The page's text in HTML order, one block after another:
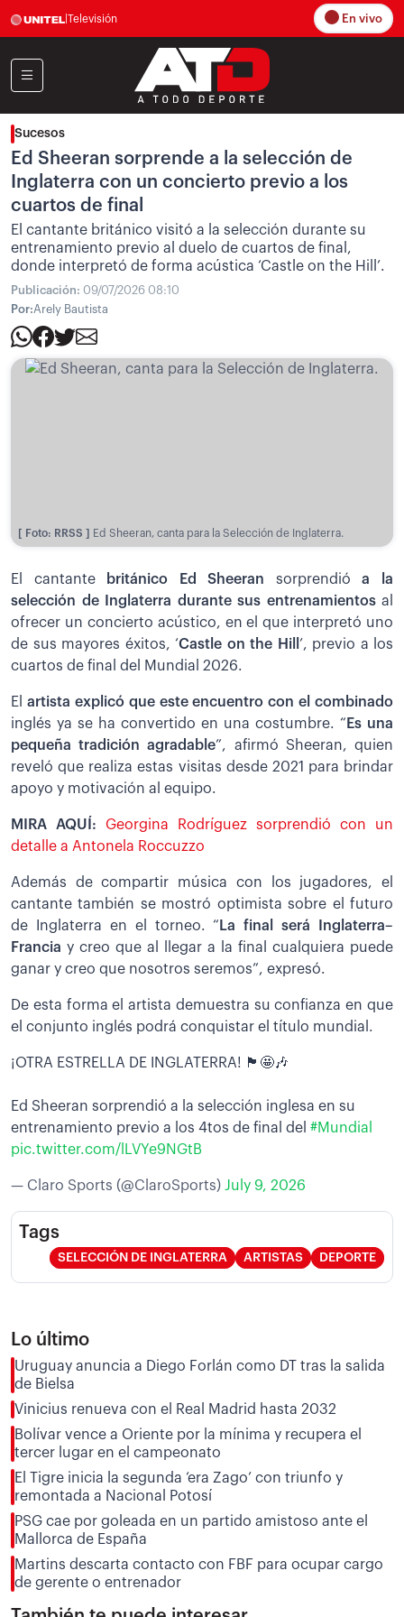
Televisión En vivo
Sucesos
Ed Sheeran sorprende a la selección de
Inglaterra con un concierto previo a los
cuartos de final
El cantante británico visitó a la selección durante su
entrenamiento previo al duelo de cuartos de final,
donde interpretó de forma acústica ‘Castle on the Hill’.
Publicación: 09/07/2026 08:10
Por:Arely Bautista
[ Foto: RRSS ] Ed Sheeran, canta para la Selección de Inglaterra.
El cantante británico Ed Sheeran sorprendióa la
selección de Inglaterra durante sus entrenamientosal
ofrecer un concierto acústico, en el que interpretó uno
de sus mayores éxitos, ‘Castle on the Hill ’, previo a los
cuartos de final del Mundial 2026.
El artista explicó que este encuentro con el combinado
inglés ya se ha convertido en una costumbre. “ Es una
pequeña tradición agradable”, afirmó Sheeran, quien
reveló que realiza estas visitas desde 2021 para brindar
apoyo y motivación al equipo.
MIRA AQUÍ: Georgina Rodríguez sorprendió con un
detalle a Antonela Roccuzzo
Además de compartir música con los jugadores, el
cantante también se mostró optimista sobre el futuro
de Inglaterra en el torneo. “ La final será Inglaterra–
Francia y creo que al llegar a la final cualquiera puede
ganar y creo que nosotros seremos”, expresó.
De esta forma el artista demuestra su confianza en que
el conjunto inglés podrá conquistar el título mundial.
¡OTRA ESTRELLA DE INGLATERRA! 🏴󠁧󠁢󠁥󠁮󠁧󠁿🤩🎶
Ed Sheeran sorprendió a la selección inglesa en su
entrenamiento previo a los 4tos de final del #Mundial
pic.twitter.com/lLVYe9NGtB
— Claro Sports (@ClaroSports) July 9, 2026
Tags
SELECCIÓN DE INGLATERRA ARTISTAS DEPORTE
Lo último
Uruguay anuncia a Diego Forlán como DT tras la salida
de Bielsa
Vinicius renueva con el Real Madrid hasta 2032
Bolívar vence a Oriente por la mínima y recupera el
tercer lugar en el campeonato
El Tigre inicia la segunda ‘era Zago’ con triunfo y
remontada a Nacional Potosí
PSG cae por goleada en un partido amistoso ante el
Mallorca de España
Martins descarta contacto con FBF para ocupar cargo
de gerente o entrenador